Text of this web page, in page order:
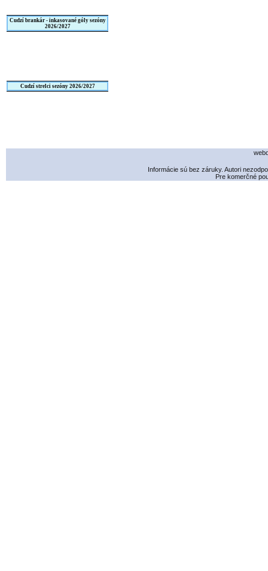
Cudzí brankár - inkasované góly sezóny
2026/2027
Cudzí strelci sezóny 2026/2027
Informácie sú bez záruky. Autori
Pre komerčné